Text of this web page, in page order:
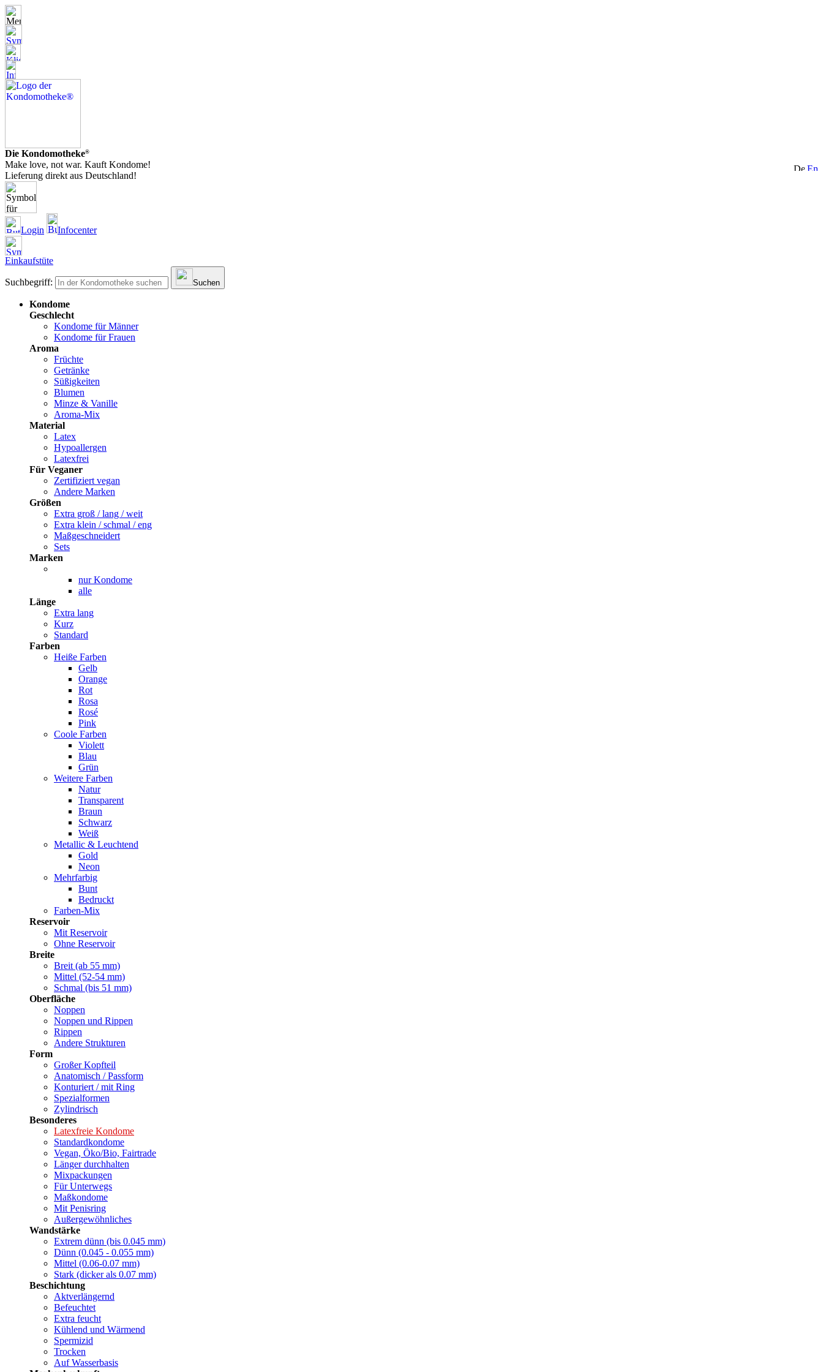
Die Kondomotheke®
Make love, not war. Kauft Kondome!
Lieferung direkt aus Deutschland!
Login Infocenter
Einkaufstüte
Suchbegriff: Suchen
Kondome
Geschlecht
Kondome für Männer
Kondome für Frauen
Aroma
Früchte
Getränke
Süßigkeiten
Blumen
Minze & Vanille
Aroma-Mix
Material
Latex
Hypoallergen
Latexfrei
Für Veganer
Zertifiziert vegan
Andere Marken
Größen
Extra groß / lang / weit
Extra klein / schmal / eng
Maßgeschneidert
Sets
Marken
nur Kondome
alle
Länge
Extra lang
Kurz
Standard
Farben
Heiße Farben
Gelb
Orange
Rot
Rosa
Rosé
Pink
Coole Farben
Violett
Blau
Grün
Weitere Farben
Natur
Transparent
Braun
Schwarz
Weiß
Metallic & Leuchtend
Gold
Neon
Mehrfarbig
Bunt
Bedruckt
Farben-Mix
Reservoir
Mit Reservoir
Ohne Reservoir
Breite
Breit (ab 55 mm)
Mittel (52-54 mm)
Schmal (bis 51 mm)
Oberfläche
Noppen
Noppen und Rippen
Rippen
Andere Strukturen
Form
Großer Kopfteil
Anatomisch / Passform
Konturiert / mit Ring
Spezialformen
Zylindrisch
Besonderes
Latexfreie Kondome
Standardkondome
Vegan, Öko/Bio, Fairtrade
Länger durchhalten
Mixpackungen
Für Unterwegs
Maßkondome
Mit Penisring
Außergewöhnliches
Wandstärke
Extrem dünn (bis 0.045 mm)
Dünn (0.045 - 0.055 mm)
Mittel (0.06-0.07 mm)
Stark (dicker als 0.07 mm)
Beschichtung
Aktverlängernd
Befeuchtet
Extra feucht
Kühlend und Wärmend
Spermizid
Trocken
Auf Wasserbasis